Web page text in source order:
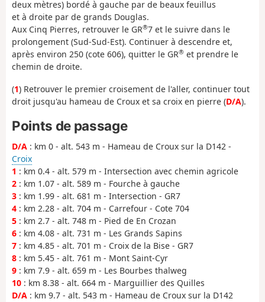
deux mètres) bordé à gauche par de beaux feuillus
et à droite par de grands Douglas.
Aux Cinq Pierres, retrouver le GR®7 et le suivre dans le
prolongement (Sud-Sud-Est). Continuer à descendre et,
après environ 250 (cote 606), quitter le GR® et prendre le
chemin de droite.
(1) Retrouver le premier croisement de l'aller, continuer tout
droit jusqu'au hameau de Croux et sa croix en pierre (D/A).
Points de passage
D/A : km 0 - alt. 543 m - Hameau de Croux sur la D142 -
Croix
1 : km 0.4 - alt. 579 m - Intersection avec chemin agricole
2 : km 1.07 - alt. 589 m - Fourche à gauche
3 : km 1.99 - alt. 681 m - Intersection - GR7
4 : km 2.28 - alt. 704 m - Carrefour - Cote 704
5 : km 2.7 - alt. 748 m - Pied de En Crozan
6 : km 4.08 - alt. 731 m - Les Grands Sapins
7 : km 4.85 - alt. 701 m - Croix de la Bise - GR7
8 : km 5.45 - alt. 761 m - Mont Saint-Cyr
9 : km 7.9 - alt. 659 m - Les Bourbes thalweg
10 : km 8.38 - alt. 664 m - Marguillier des Quilles
D/A : km 9.7 - alt. 543 m - Hameau de Croux sur la D142